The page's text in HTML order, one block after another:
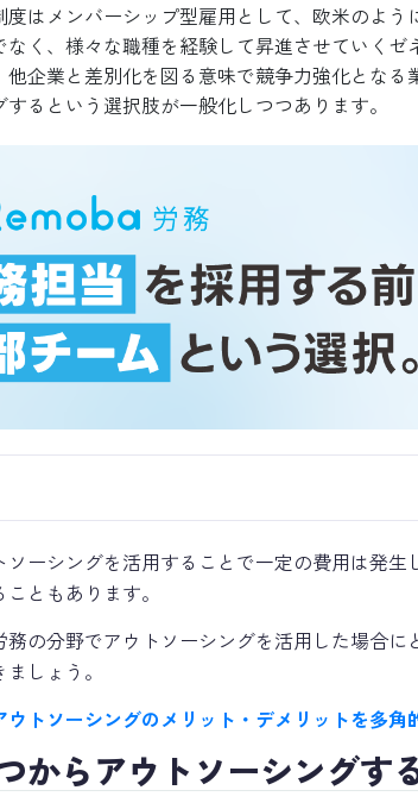
度はメンバーシップ型雇用として、欧米のよ
なく、様々な職種を経験して昇進させていく
他企業と差別化を図る意味で競争力強化とな
するという選択肢が一般化しつつあります。
ソーシングを活用することで一定の費用は発
ともあります。
務の分野でアウトソーシングを活用した場合
しょう。
ウトソーシングのメリット・デメリットを多角
からアウトソーシングす